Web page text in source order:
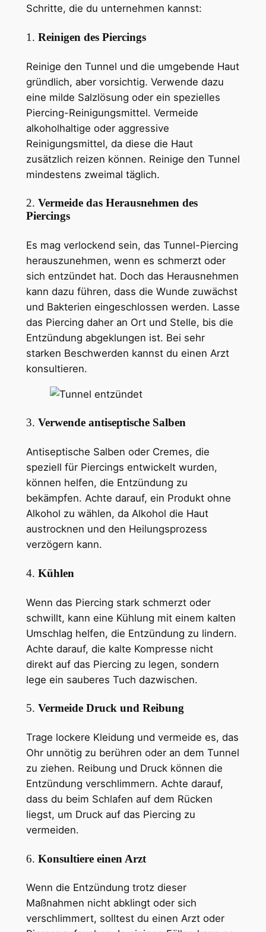
Schritte, die du unternehmen kannst:
1. Reinigen des Piercings
Reinige den Tunnel und die umgebende Haut
gründlich, aber vorsichtig. Verwende dazu
eine milde Salzlösung oder ein spezielles
Piercing-Reinigungsmittel. Vermeide
alkoholhaltige oder aggressive
Reinigungsmittel, da diese die Haut
zusätzlich reizen können. Reinige den Tunnel
mindestens zweimal täglich.
2. Vermeide das Herausnehmen des
Piercings
Es mag verlockend sein, das Tunnel-Piercing
herauszunehmen, wenn es schmerzt oder
sich entzündet hat. Doch das Herausnehmen
kann dazu führen, dass die Wunde zuwächst
und Bakterien eingeschlossen werden. Lasse
das Piercing daher an Ort und Stelle, bis die
Entzündung abgeklungen ist. Bei sehr
starken Beschwerden kannst du einen Arzt
konsultieren.
3. Verwende antiseptische Salben
Antiseptische Salben oder Cremes, die
speziell für Piercings entwickelt wurden,
können helfen, die Entzündung zu
bekämpfen. Achte darauf, ein Produkt ohne
Alkohol zu wählen, da Alkohol die Haut
austrocknen und den Heilungsprozess
verzögern kann.
4. Kühlen
Wenn das Piercing stark schmerzt oder
schwillt, kann eine Kühlung mit einem kalten
Umschlag helfen, die Entzündung zu lindern.
Achte darauf, die kalte Kompresse nicht
direkt auf das Piercing zu legen, sondern
lege ein sauberes Tuch dazwischen.
5. Vermeide Druck und Reibung
Trage lockere Kleidung und vermeide es, das
Ohr unnötig zu berühren oder an dem Tunnel
zu ziehen. Reibung und Druck können die
Entzündung verschlimmern. Achte darauf,
dass du beim Schlafen auf dem Rücken
liegst, um Druck auf das Piercing zu
vermeiden.
6. Konsultiere einen Arzt
Wenn die Entzündung trotz dieser
Maßnahmen nicht abklingt oder sich
verschlimmert, solltest du einen Arzt oder